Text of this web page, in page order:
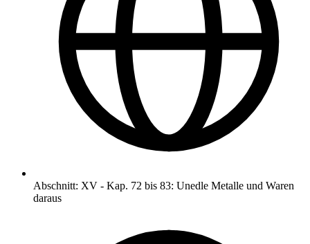
Abschnitt: XV - Kap. 72 bis 83: Unedle Metalle und Waren
daraus